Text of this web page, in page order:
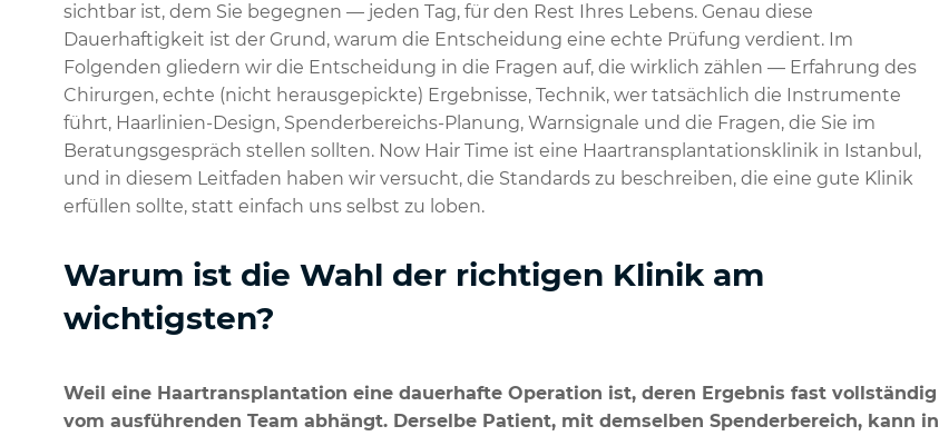
sichtbar ist, dem Sie begegnen — jeden Tag, für den Rest Ihres Lebens. Genau diese
Dauerhaftigkeit ist der Grund, warum die Entscheidung eine echte Prüfung verdient. Im
Folgenden gliedern wir die Entscheidung in die Fragen auf, die wirklich zählen — Erfahrung des
Chirurgen, echte (nicht herausgepickte) Ergebnisse, Technik, wer tatsächlich die Instrumente
führt, Haarlinien-Design, Spenderbereichs-Planung, Warnsignale und die Fragen, die Sie im
Beratungsgespräch stellen sollten. Now Hair Time ist eine Haartransplantationsklinik in Istanbul,
und in diesem Leitfaden haben wir versucht, die Standards zu beschreiben, die eine gute Klinik
erfüllen sollte, statt einfach uns selbst zu loben.
Warum ist die Wahl der richtigen Klinik am
wichtigsten?
Weil eine Haartransplantation eine dauerhafte Operation ist, deren Ergebnis fast vollständig
vom ausführenden Team abhängt. Derselbe Patient, mit demselben Spenderbereich, kann in